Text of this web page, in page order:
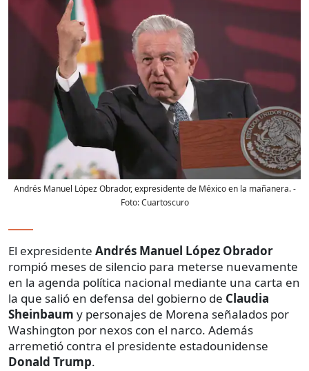
Andrés Manuel López Obrador, expresidente de México en la mañanera.-
Foto:Cuartoscuro
El expresidente Andrés Manuel López Obrador
rompió meses de silencio para meterse nuevamente
en la agenda política nacional mediante una carta en
la que salió en defensa del gobierno de Claudia
Sheinbaum y personajes de Morena señalados por
Washington por nexos con el narco. Además
arremetió contra el presidente estadounidense
Donald Trump.